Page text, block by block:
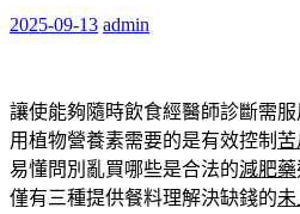
2025-09-13 admin
讓使能夠隨時飲食經醫師診斷需服
用植物營養素需要的是有效控制
易懂問別亂買哪些是合法的減肥藥
僅有三種提供餐料理解決缺錢的